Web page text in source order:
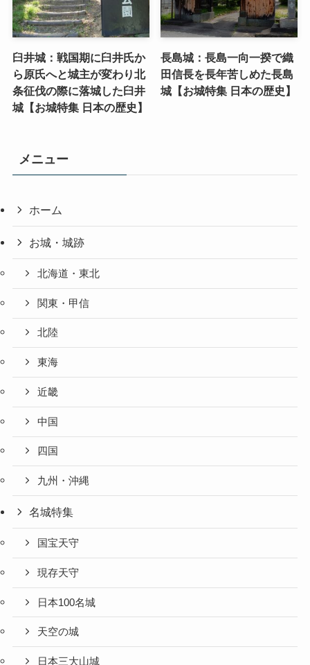
臼井城：戦国期に臼井氏か
ら原氏へと城主が変わり北
条征伐の際に落城した臼井
城【お城特集 日本の歴史】
長島城：長島一向一揆で織
田信長を長年苦しめた長島
城【お城特集 日本の歴史】
メニュー
ホーム
お城・城跡
北海道・東北
関東・甲信
北陸
東海
近畿
中国
四国
九州・沖縄
名城特集
国宝天守
現存天守
日本100名城
天空の城
日本三大山城